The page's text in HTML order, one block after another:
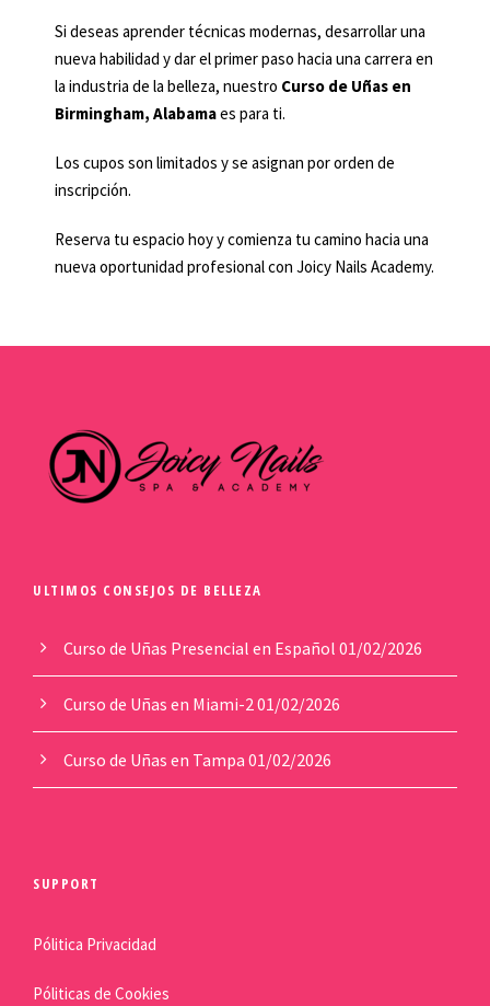
Si deseas aprender técnicas modernas, desarrollar una
nueva habilidad y dar el primer paso hacia una carrera en
la industria de la belleza, nuestro Curso de Uñas en
Birmingham, Alabamaes para ti.
Los cupos son limitados y se asignan por orden de
inscripción.
Reserva tu espacio hoy y comienza tu camino hacia una
nueva oportunidad profesional con Joicy Nails Academy.
ULTIMOS CONSEJOS DE BELLEZA
Curso de Uñas Presencial en Español 01/02/2026
Curso de Uñas en Miami-2 01/02/2026
Curso de Uñas en Tampa 01/02/2026
SUPPORT
Pólitica Privacidad
Póliticas de Cookies